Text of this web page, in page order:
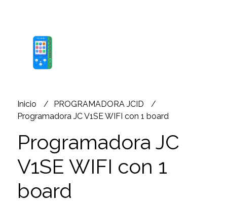
Inicio
PROGRAMADORA JCID
Programadora JC V1SE WIFI con 1 board
Programadora JC
V1SE WIFI con 1
board